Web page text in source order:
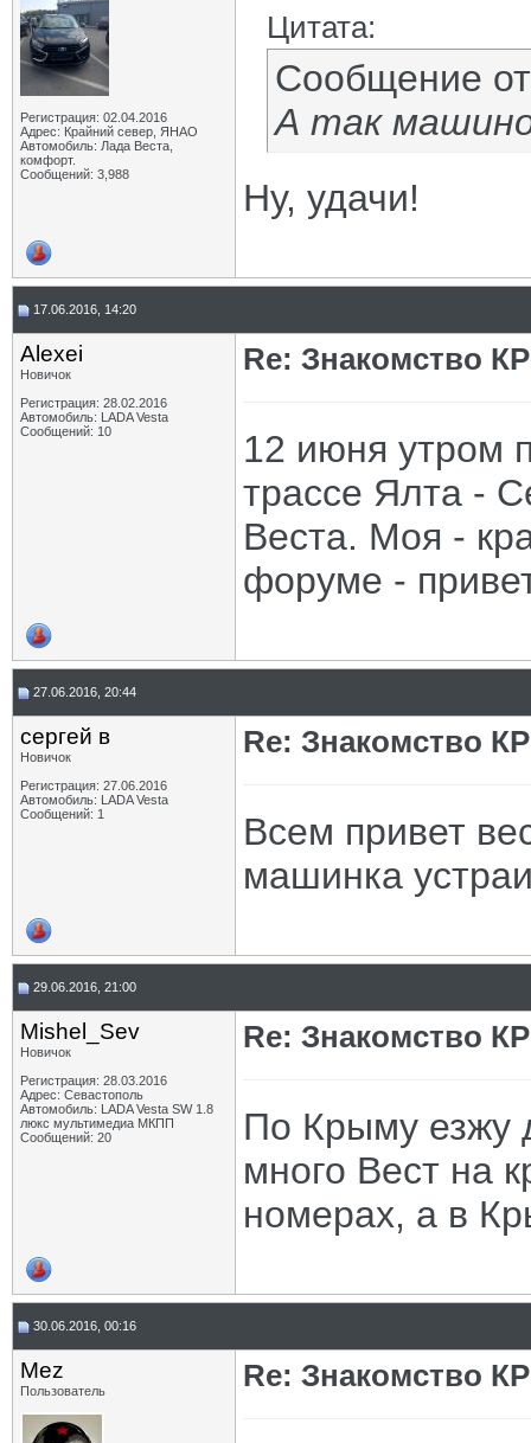
Регистрация: 02.04.2016
Адрес: Крайний север, ЯНАО
Автомобиль: Лада Веста,
комфорт.
Сообщений: 3,988
Цитата:
Сообщение
А так
Ну, удачи!
17.06.2016, 14:20
Alexei
Новичок
Регистрация: 28.02.2016
Автомобиль: LADA Vesta
Сообщений: 10
Re: Знакомство
12 июня утром
трассе Ялта -
Веста. Моя -
форуме -
27.06.2016, 20:44
сергей в
Новичок
Регистрация: 27.06.2016
Автомобиль: LADA Vesta
Сообщений: 1
Re: Знакомство
Всем привет
машинка
29.06.2016, 21:00
Mishel_Sev
Новичок
Регистрация: 28.03.2016
Адрес: Севастополь
Автомобиль: LADA Vesta SW 1.8
люкс мультимедиа МКПП
Сообщений: 20
Re: Знакомство
По Крыму езжу
много Вест на
номерах, а в
30.06.2016, 00:16
Mez
Пользователь Re: Знакомство